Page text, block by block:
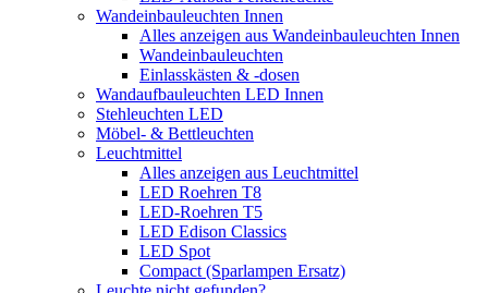
Wandeinbauleuchten Innen
Alles anzeigen aus Wandeinbauleuchten Innen
Wandeinbauleuchten
Einlasskästen & -dosen
Wandaufbauleuchten LED Innen
Stehleuchten LED
Möbel- & Bettleuchten
Leuchtmittel
Alles anzeigen aus Leuchtmittel
LED Roehren T8
LED-Roehren T5
LED Edison Classics
LED Spot
Compact (Sparlampen Ersatz)